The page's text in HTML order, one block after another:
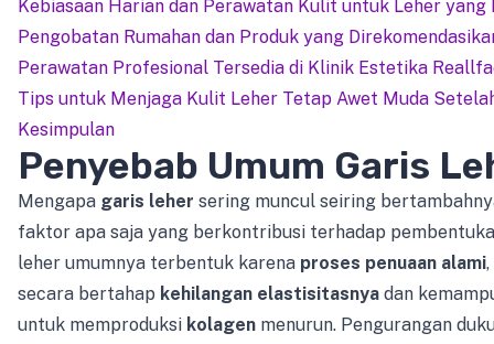
Kebiasaan Harian dan Perawatan Kulit untuk Leher yang
Pengobatan Rumahan dan Produk yang
Perawatan Profesional Tersedia di Klinik Estetika
Tips untuk Menjaga Kulit Leher Tetap Awet Muda
Kesimpulan
Penyebab Umum Garis
Mengapa garis leher sering muncul seiring
faktor apa saja yang berkontribusi terhadap
leher umumnya terbentuk karena proses penuaan alami
secara bertahap kehilangan elastisitasnya dan
untuk memproduksi kolagen menurun. Pengurangan